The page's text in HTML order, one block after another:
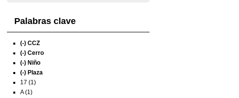
Palabras clave
(-) CCZ
(-) Cerro
(-) Niño
(-) Plaza
17 (1)
A (1)